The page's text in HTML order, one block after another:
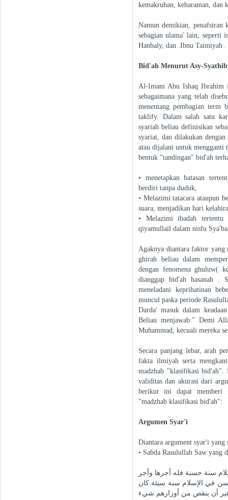
kemakruhan, keharaman, dan
Namun demikian, penafsiran
sebagian ulama' lain,
Hanbaly, dan .Ibnu Taimiyah .
Bid'ah Menurut Asy-
Al-Imam Abu Ishaq
sebagaimana yang telah
menentang pembagian term
taklify. Dalam salah satu
syariah beliau definisikan
syariat, dan dilakukan
atau dijalani untuk mengganti
bentuk "tandingan" bid'ah
• menetapkan batasan
berdiri tanpa duduk,
• Melazimi tatacara ataupun
suara, menjadikan hari
• Melazimi ibadah tertentu
qiyamullail dalam nisfu
Agaknya diantara faktor yang
ghirah beliau dalam
dengan fenomena ghuluw(
dianggap bid'ah hasanah .
meneladani keprihatinan
muncul paska periode
Darda' masuk dalam
Beliau menjawab:" Demi
Muhammad, kecuali mereka
Secara panjang lebar, arah
fakta ilmiyah serta
madzhab "klasifikasi bid'ah".
validitas dan akurasi dari
berikut ini dapat memberi
"madzhab klasifikasi bid'ah":
Argumen Syar'i
Diantara argument syar'i yang
• Sabda Rasulullah Saw
سنة حسنة فله أجرها وأجر
في الإسلام سنة سيئة كان
أن ينقص من أوزارهم شيء